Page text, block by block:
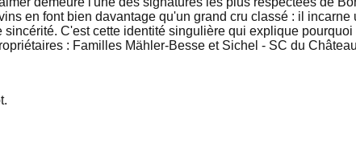
en font bien davantage qu'un grand cru classé : il
C'est cette identité singulière qui explique
: Familles Mähler-Besse et Sichel - SC du